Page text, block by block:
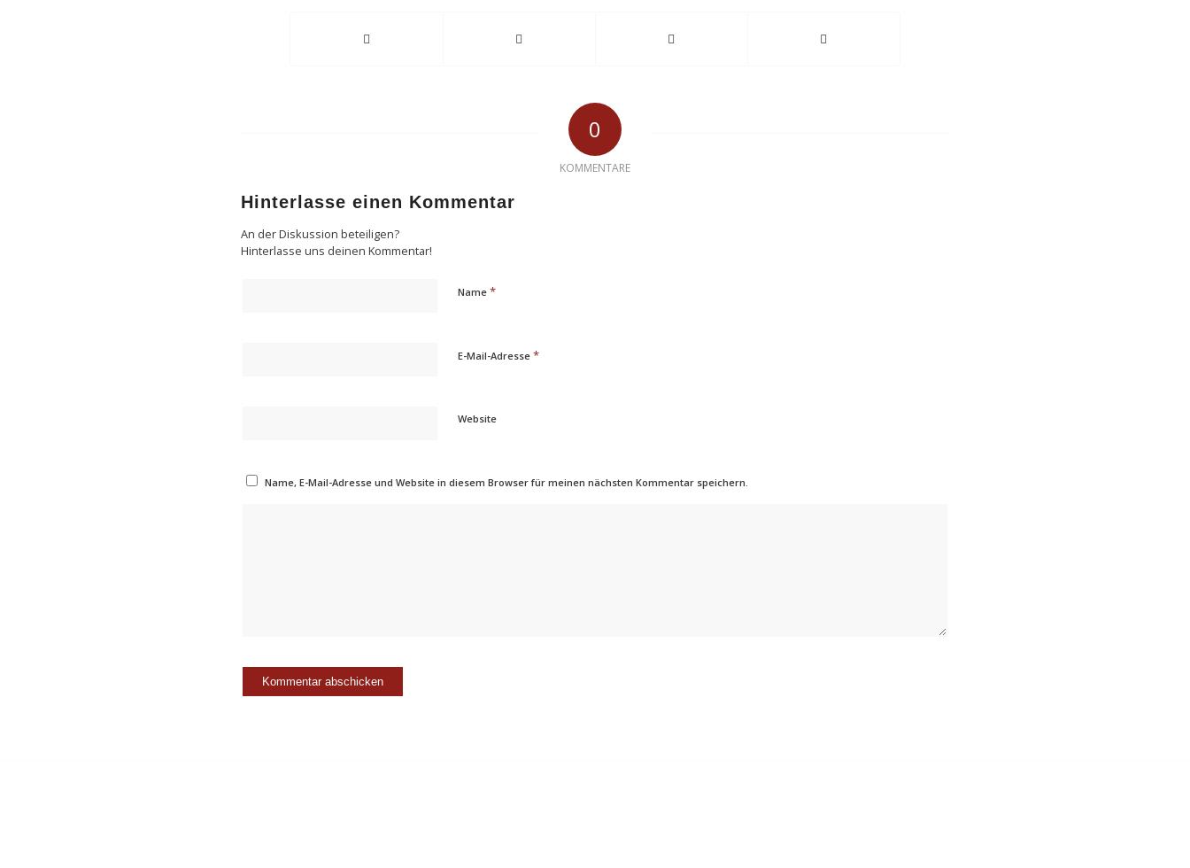
0
KOMMENTARE
Hinterlasse einen Kommentar
An der Diskussion beteiligen?
Hinterlasse uns deinen Kommentar!
Name *
E-Mail-Adresse *
Website
Name, E-Mail-Adresse und Website in diesem Browser für meinen nächsten Kommentar speichern.